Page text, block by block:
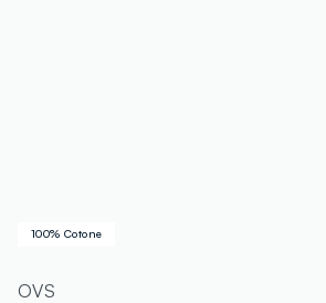
100% Cotone
OVS